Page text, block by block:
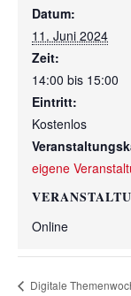
Datum:
11. Juni 2024
Zeit:
14:00 bis 15:00
Eintritt:
Kostenlos
eigene
Online
Digitale